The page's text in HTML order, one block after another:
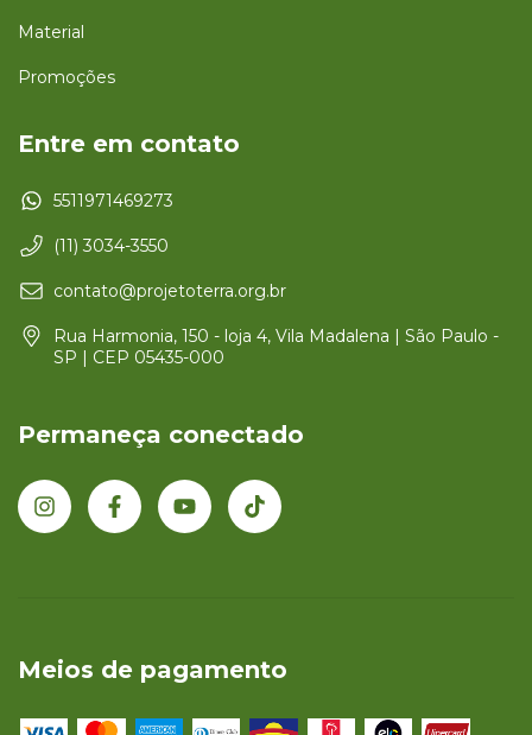
Material
Promoções
Entre em contato
5511971469273
(11) 3034-3550
contato@projetoterra.org.br
Rua Harmonia, 150 - loja 4, Vila Madalena | São Paulo -
SP | CEP 05435-000
Permaneça conectado
Meios de pagamento